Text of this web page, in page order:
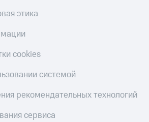
этика
cookies
системой
рекомендательных технологий
сервиса